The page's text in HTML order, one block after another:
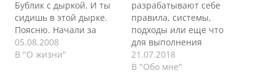
Бублик с дыркой. И ты
сидишь в этой дырке.
Поясню. Начали за
здравие, закончили за
упокой. Старт проект,
05.08.2008
В "О жизни"
разрабатывают себе
правила, системы,
подходы или еще что
для выполнения
работы, планирования
задач. Я много чего
21.07.2018
В "Обо мне"